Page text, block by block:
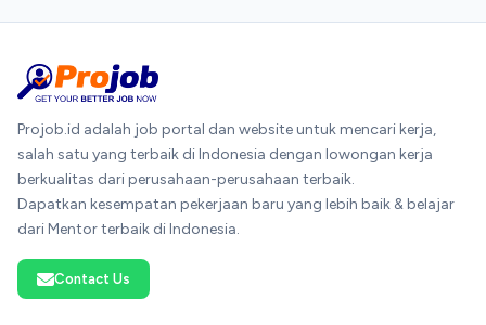
Projob.id adalah job portal dan website untuk mencari kerja,
salah satu yang terbaik di Indonesia dengan lowongan kerja
berkualitas dari perusahaan-perusahaan terbaik.
Dapatkan kesempatan pekerjaan baru yang lebih baik & belajar
dari Mentor terbaik di Indonesia.
Contact Us